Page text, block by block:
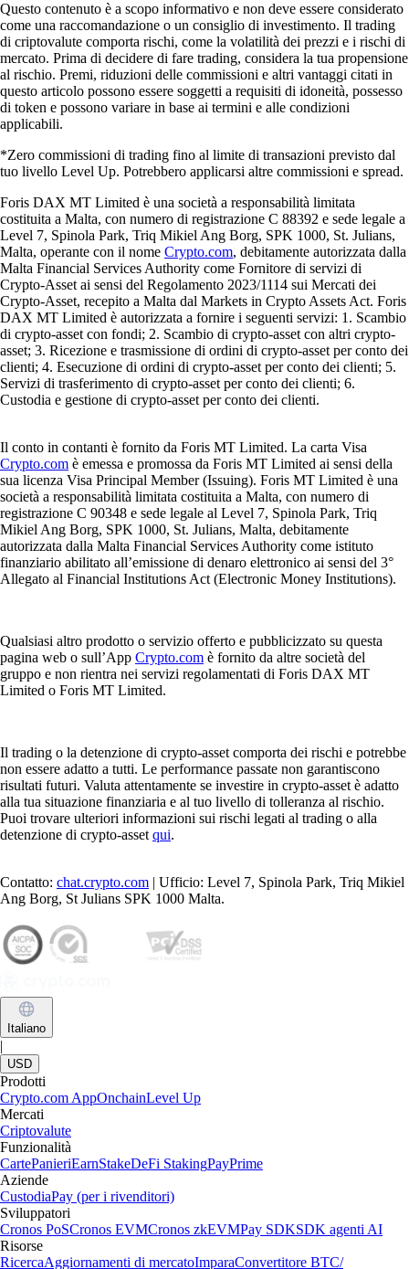
Questo contenuto è a scopo informativo e non deve essere considerato
come una raccomandazione o un consiglio di investimento. Il trading
di criptovalute comporta rischi, come la volatilità dei prezzi e i rischi di
mercato. Prima di decidere di fare trading, considera la tua propensione
al rischio. Premi, riduzioni delle commissioni e altri vantaggi citati in
questo articolo possono essere soggetti a requisiti di idoneità, possesso
di token e possono variare in base ai termini e alle condizioni
applicabili.
*Zero commissioni di trading fino al limite di transazioni previsto dal
tuo livello Level Up. Potrebbero applicarsi altre commissioni e spread.
Foris DAX MT Limited è una società a responsabilità limitata
costituita a Malta, con numero di registrazione C 88392 e sede legale a
Level 7, Spinola Park, Triq Mikiel Ang Borg, SPK 1000, St. Julians,
Malta, operante con il nome Crypto.com, debitamente autorizzata dalla
Malta Financial Services Authority come Fornitore di servizi di
Crypto-Asset ai sensi del Regolamento 2023/1114 sui Mercati dei
Crypto-Asset, recepito a Malta dal Markets in Crypto Assets Act. Foris
DAX MT Limited è autorizzata a fornire i seguenti servizi: 1. Scambio
di crypto-asset con fondi; 2. Scambio di crypto-asset con altri crypto-
asset; 3. Ricezione e trasmissione di ordini di crypto-asset per conto dei
clienti; 4. Esecuzione di ordini di crypto-asset per conto dei clienti; 5.
Servizi di trasferimento di crypto-asset per conto dei clienti; 6.
Custodia e gestione di crypto-asset per conto dei clienti.
Il conto in contanti è fornito da Foris MT Limited. La carta Visa
Crypto.com è emessa e promossa da Foris MT Limited ai sensi della
sua licenza Visa Principal Member (Issuing). Foris MT Limited è una
società a responsabilità limitata costituita a Malta, con numero di
registrazione C 90348 e sede legale al Level 7, Spinola Park, Triq
Mikiel Ang Borg, SPK 1000, St. Julians, Malta, debitamente
autorizzata dalla Malta Financial Services Authority come istituto
finanziario abilitato all’emissione di denaro elettronico ai sensi del 3°
Allegato al Financial Institutions Act (Electronic Money Institutions).
Qualsiasi altro prodotto o servizio offerto e pubblicizzato su questa
pagina web o sull’App Crypto.com è fornito da altre società del
gruppo e non rientra nei servizi regolamentati di Foris DAX MT
Limited o Foris MT Limited.
Il trading o la detenzione di crypto-asset comporta dei rischi e potrebbe
non essere adatto a tutti. Le performance passate non garantiscono
risultati futuri. Valuta attentamente se investire in crypto-asset è adatto
alla tua situazione finanziaria e al tuo livello di tolleranza al rischio.
Puoi trovare ulteriori informazioni sui rischi legati al trading o alla
detenzione di crypto-asset qui.
Contatto: chat.crypto.com | Ufficio: Level 7, Spinola Park, Triq Mikiel
Ang Borg, St Julians SPK 1000 Malta.
Italiano
|
USD
Prodotti
Crypto.com AppOnchainLevel Up
Mercati
Criptovalute
Funzionalità
CartePanieriEarnStakeDeFi StakingPayPrime
Aziende
CustodiaPay (per i rivenditori)
Sviluppatori
Cronos PoSCronos EVMCronos zkEVMPay SDKSDK agenti AI
Risorse
RicercaAggiornamenti di mercatoImparaConvertitore BTC/